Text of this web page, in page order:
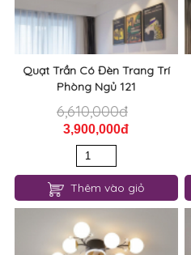
Quạt Trần Có Đèn Trang Trí
Phòng Ngủ 121
6,610,000đ
3,900,000đ
Thêm vào giỏ